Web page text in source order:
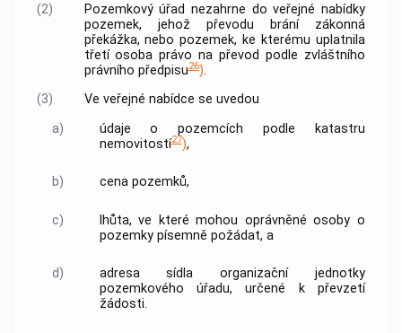
(2)
Pozemkový úřad nezahrne do veřejné nabídky
pozemek, jehož převodu brání zákonná
překážka, nebo pozemek, ke kterému uplatnila
třetí osoba právo na převod podle zvláštního
právního předpisu26).
(3)
Ve veřejné nabídce se uvedou
a)
údaje o pozemcích podle
katastru
nemovitostí27),
b) cena pozemků,
c) lhůta, ve které mohou oprávněné osoby o
pozemky písemně požádat, a
d)
adresa sídla organizační jednotky
pozemkového úřadu, určené k převzetí
žádosti.